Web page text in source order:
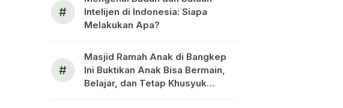
#
Intelijen di Indonesia: Siapa
Melakukan Apa?
#
Masjid Ramah Anak di Bangkep
Ini Buktikan Anak Bisa Bermain,
Belajar, dan Tetap Khusyuk